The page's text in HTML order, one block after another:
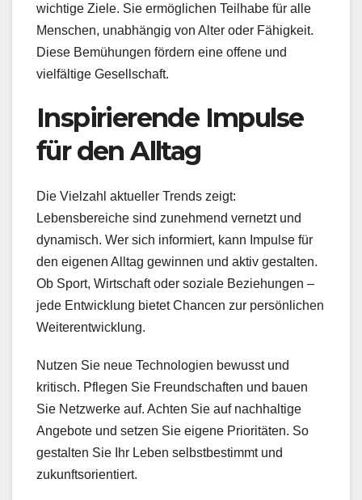
wichtige Ziele. Sie ermöglichen Teilhabe für alle
Menschen, unabhängig von Alter oder Fähigkeit.
Diese Bemühungen fördern eine offene und
vielfältige Gesellschaft.
Inspirierende Impulse
für den Alltag
Die Vielzahl aktueller Trends zeigt:
Lebensbereiche sind zunehmend vernetzt und
dynamisch. Wer sich informiert, kann Impulse für
den eigenen Alltag gewinnen und aktiv gestalten.
Ob Sport, Wirtschaft oder soziale Beziehungen –
jede Entwicklung bietet Chancen zur persönlichen
Weiterentwicklung.
Nutzen Sie neue Technologien bewusst und
kritisch. Pflegen Sie Freundschaften und bauen
Sie Netzwerke auf. Achten Sie auf nachhaltige
Angebote und setzen Sie eigene Prioritäten. So
gestalten Sie Ihr Leben selbstbestimmt und
zukunftsorientiert.